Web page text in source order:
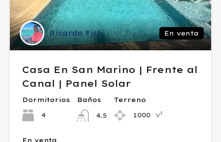
Ricardo Fish En venta
Casa En San Marino | Frente al
Canal | Panel Solar
Dormitorios
4
Baños
4.5
Terreno
1000
v²
En venta